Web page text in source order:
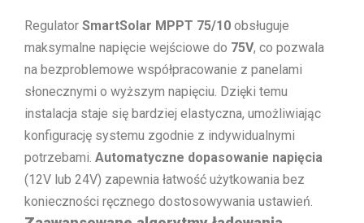
Regulator SmartSolar MPPT 75/10 obsługuje
maksymalne napięcie wejściowe do 75V, co pozwala
na bezproblemowe współpracowanie z panelami
słonecznymi o wyższym napięciu. Dzięki temu
instalacja staje się bardziej elastyczna, umożliwiając
konfigurację systemu zgodnie z indywidualnymi
potrzebami. Automatyczne dopasowanie napięcia
(12V lub 24V) zapewnia łatwość użytkowania bez
konieczności ręcznego dostosowywania ustawień.